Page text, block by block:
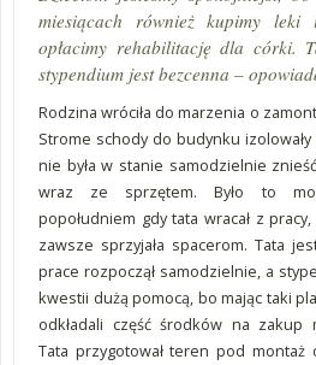
miesiącach również kupimy leki
opłacimy rehabilitację dla córki.
stypendium jest bezcenna –
Rodzina wróciła do marzenia o
Strome schody do budynku
nie była w stanie samodzielnie
wraz ze sprzętem. Było to
popołudniem gdy tata wracał z
zawsze sprzyjała spacerom. Tata
prace rozpoczął samodzielnie, a
kwestii dużą pomocą, bo mając taki
odkładali część środków na zakup
Tata przygotował teren pod montaż